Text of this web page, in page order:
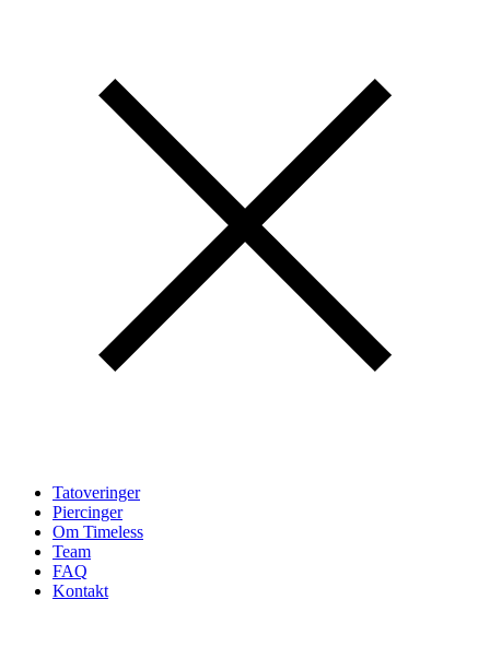
Tatoveringer
Piercinger
Om Timeless
Team
FAQ
Kontakt